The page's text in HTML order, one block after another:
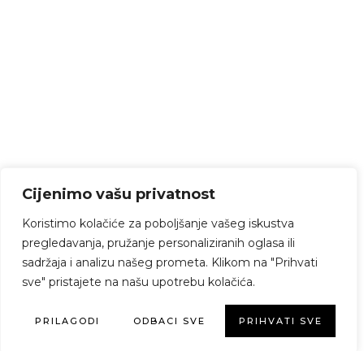
Cijenimo vašu privatnost
Koristimo kolačiće za poboljšanje vašeg iskustva
pregledavanja, pružanje personaliziranih oglasa ili
sadržaja i analizu našeg prometa. Klikom na "Prihvati
sve" pristajete na našu upotrebu kolačića.
PRILAGODI ODBACI SVE PRIHVATI SVE